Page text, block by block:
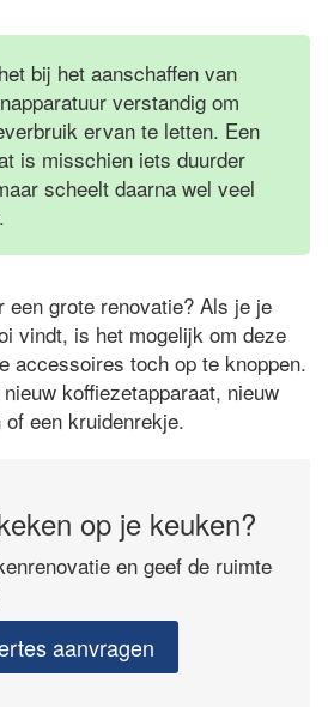
bij het aanschaffen van
verstandig om
ervan te letten. Een
is misschien iets duurder
scheelt daarna wel veel
een grote renovatie? Als je je
vindt, is het mogelijk om deze
accessoires toch op te knoppen.
koffiezetapparaat, nieuw
een kruidenrekje.
op je keuken?
en geef de ruimte
aanvragen